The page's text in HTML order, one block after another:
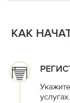
КАК
услугах.